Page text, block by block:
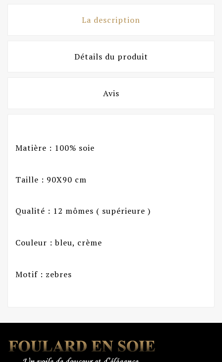
La description
Détails du produit
Avis
Matière : 100% soie
Taille : 90X90 cm
Qualité : 12 mômes ( supérieure )
Couleur : bleu, crème
Motif : zebres